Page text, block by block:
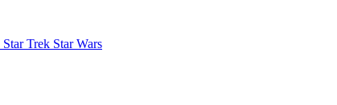
Star Trek Star Wars